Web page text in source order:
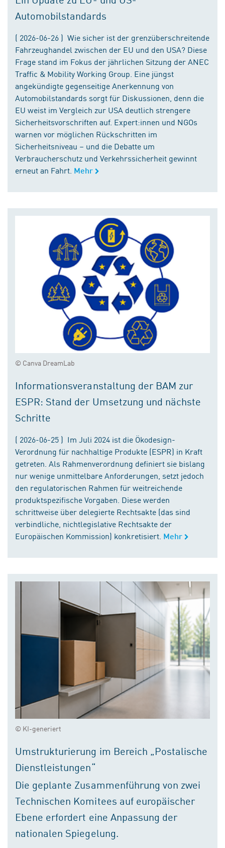
Automobilstandards
( 2026-06-26 ) Wie sicher ist der grenzüberschreitende
Fahrzeughandel zwischen der EU und den USA? Diese
Frage stand im Fokus der jährlichen Sitzung der ANEC
Traffic & Mobility Working Group. Eine jüngst
angekündigte gegenseitige Anerkennung von
Automobilstandards sorgt für Diskussionen, denn die
EU weist im Vergleich zur USA deutlich strengere
Sicherheitsvorschriften auf. Expert:innen und NGOs
warnen vor möglichen Rückschritten im
Sicherheitsniveau – und die Debatte um
Verbraucherschutz und Verkehrssicherheit gewinnt
erneut an Fahrt. Mehr
© Canva DreamLab
Informationsveranstaltung der BAM zur
ESPR: Stand der Umsetzung und nächste
Schritte
( 2026-06-25 ) Im Juli 2024 ist die Ökodesign-
Verordnung für nachhaltige Produkte (ESPR) in Kraft
getreten. Als Rahmenverordnung definiert sie bislang
nur wenige unmittelbare Anforderungen, setzt jedoch
den regulatorischen Rahmen für weitreichende
produktspezifische Vorgaben. Diese werden
schrittweise über delegierte Rechtsakte (das sind
verbindliche, nichtlegislative Rechtsakte der
Europäischen Kommission) konkretisiert. Mehr
© KI-generiert
Umstrukturierung im Bereich „Postalische
Dienstleistungen“
Die geplante Zusammenführung von zwei
Technischen Komitees auf europäischer
Ebene erfordert eine Anpassung der
nationalen Spiegelung.